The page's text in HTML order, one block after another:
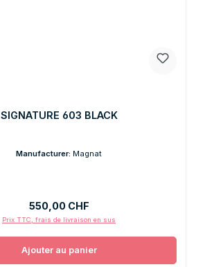
SIGNATURE 603 BLACK
Manufacturer: Magnat
Prix régulier :
550,00 CHF
Prix TTC, frais de livraison en sus
Ajouter au panier